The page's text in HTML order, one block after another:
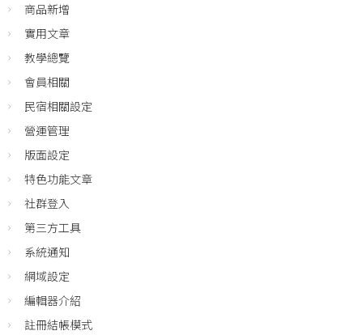
商品新增
實用文章
教學總覽
會員相關
民宿相關設定
營運管理
版面設定
特色功能文章
社群登入
第三方工具
系統通知
網域設定
編輯器介紹
註冊結帳模式